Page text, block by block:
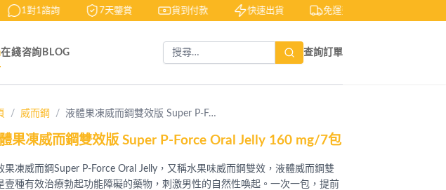
1對1諮詢 7天鑒賞 貨到付款 快速出貨 免運費
在綫咨詢 BLOG 查詢訂單
威而鋼 液體果凍威而鋼雙效版 Super P-F…
果凍威而鋼雙效版 Super P-Force Oral Jelly 160 mg/7包
果凍威而鋼Super P-Force Oral Jelly，又稱水果味威而鋼雙效，液體威而鋼雙
壹種有效治療勃起功能障礙的藥物，刺激男性的自然性喚起。一次一包，提前